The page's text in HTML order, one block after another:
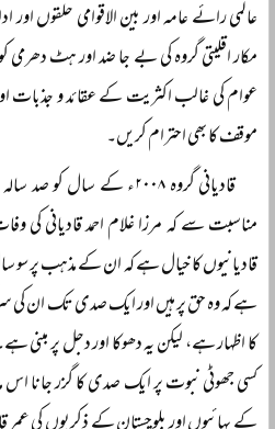
عالمی رائے عامہ اور بین الاقوامی حلقوں
مکار اقلیتی گروہ کی بے جا ضد اور ہٹ
عوام کی غالب اکثریت کے عقائد و جذبات
موقف کا بھی احترام کریں۔
قادیانی گروہ ۲۰۰۸ء کے
مناسبت سے کہ مرزا غلام احمد قادیانی کی
قادیانیوں کا خیال ہے کہ ان کے مذہب پر سو
ہے کہ وہ حق پر ہیں اور ایک صدی تک ان کی
کا اظہار ہے، لیکن یہ دھوکا اور دجل پر
کسی جھوٹی نبوت پر ایک صدی کا گزر جانا